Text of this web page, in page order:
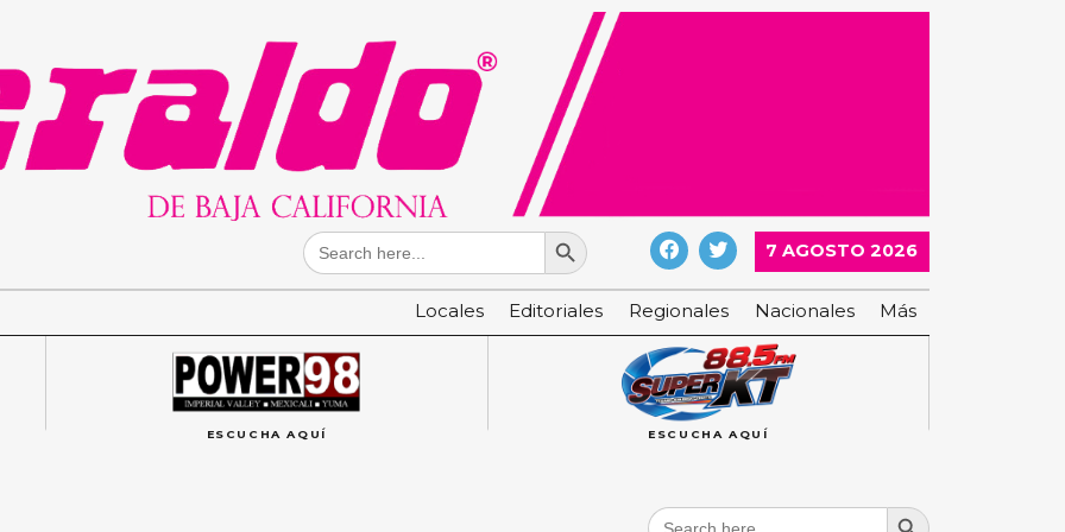
Search
for:
Search Button
7 AGOSTO 2026
Locales Editoriales Regionales Nacionales Más
ESCUCHA AQUÍ ESCUCHA AQUÍ
Search
Search Button